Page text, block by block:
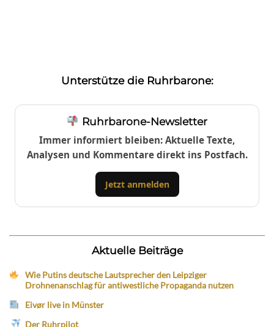
Unterstütze die Ruhrbarone:
Ruhrbarone-Newsletter
Immer informiert bleiben: Aktuelle Texte,
Analysen und Kommentare direkt ins Postfach.
Jetzt anmelden
Aktuelle Beiträge
Wie Putins deutsche Lautsprecher den Leipziger
Drohnenanschlag für antiwestliche Propaganda nutzen
Eivør live in Münster
Der Ruhrpilot